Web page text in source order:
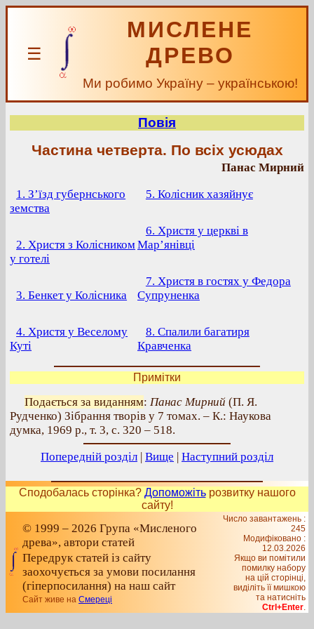
☰
МИСЛЕНЕ
ДРЕВО
Ми робимо Україну – українською!
Повія
Частина четверта. По всіх усюдах
Панас Мирний
1. З’їзд губернського
земства
2. Христя з Колісником
у готелі
3. Бенкет у Колісника
4. Христя у Веселому
Куті
5. Колісник хазяйнує
6. Христя у церкві в
Мар’янівці
7. Христя в гостях у Федора
Супруненка
8. Спалили багатиря
Кравченка
Примітки
Подається за виданням: Панас Мирний (П. Я.
Рудченко) Зібрання творів у 7 томах. – К.: Наукова
думка, 1969 р., т. 3, с. 320 – 518.
Попередній розділ | Вище | Наступний розділ
Сподобалась сторінка? Допоможітьрозвитку нашого
сайту!
© 1999 – 2026 Група «Мисленого
древа», автори статей
Передрук статей із сайту
заохочується за умови посилання
(гіперпосилання) на наш сайт
Сайт живе на Смереці
Число завантажень :
245
Модифіковано :
12.03.2026
Якщо ви помітили
помилку набору
на цiй сторiнцi,
видiлiть її мишкою
та натисніть
Ctrl+Enter.